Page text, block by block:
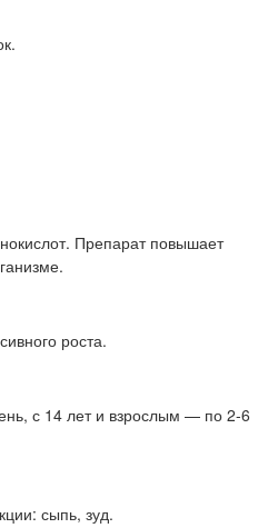
Препарат повышает
роста.
с 14 лет и взрослым — по 2-6
сыпь, зуд.